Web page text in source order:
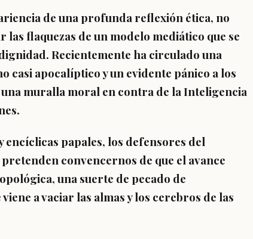
de una profunda reflexión ética, no
las flaquezas de un modelo mediático que se
Recientemente ha circulado una
casi apocalíptico y un evidente pánico a los
muralla moral en contra de la Inteligencia
encíclicas papales, los defensores del
convencernos de que el avance
una suerte de pecado de
a vaciar las almas y los cerebros de las